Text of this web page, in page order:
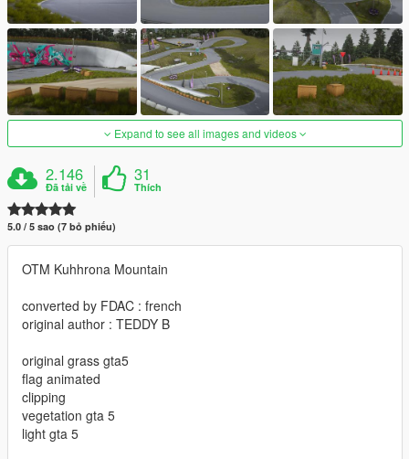
Expand to see all images and videos
2.146
Đã tải về
31
Thích
5.0 / 5 sao (7 bỏ phiếu)
OTM Kuhhrona Mountain
converted by FDAC : french
original author : TEDDY B
original grass gta5
flag animated
clipping
vegetation gta 5
light gta 5